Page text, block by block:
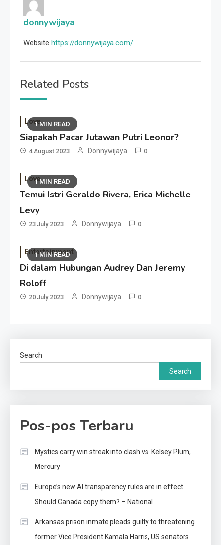
donnywijaya
Website https://donnywijaya.com/
Related Posts
1 MIN READ
Love
Siapakah Pacar Jutawan Putri Leonor?
4 August 2023 Donnywijaya 0
1 MIN READ
Love
Temui Istri Geraldo Rivera, Erica Michelle
Levy
23 July 2023 Donnywijaya 0
1 MIN READ
Entertainment
Di dalam Hubungan Audrey Dan Jeremy
Roloff
20 July 2023 Donnywijaya 0
Search
Search
Pos-pos Terbaru
Mystics carry win streak into clash vs. Kelsey Plum,
Mercury
Europe’s new AI transparency rules are in effect.
Should Canada copy them? – National
Arkansas prison inmate pleads guilty to threatening
former Vice President Kamala Harris, US senators